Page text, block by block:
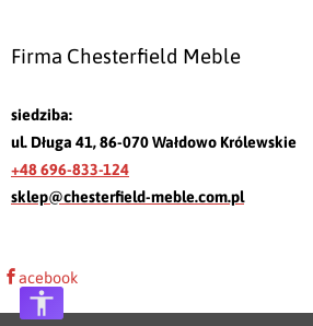
Firma Chesterfield Meble
siedziba:
ul. Długa 41, 86-070 Wałdowo Królewskie
+48 696-833-124
sklep@chesterfield-meble.com.pl
acebook